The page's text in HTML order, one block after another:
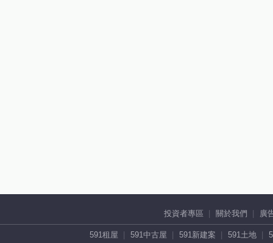
投資者專區 關於我們 廣
591租屋 591中古屋 591新建案 591土地